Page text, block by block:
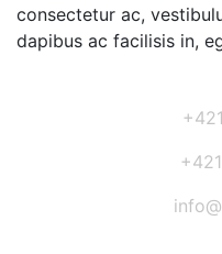
consectetur ac,
dapibus ac facilisis in,